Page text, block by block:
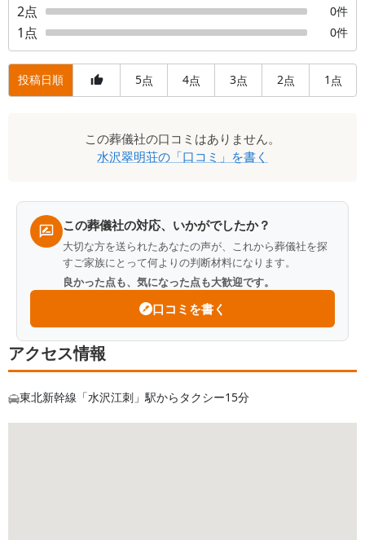
2点 0件
1 点 0件
投稿日順 5点 4点 3点 2点 1 点
この葬儀社の口コミはありません。
水沢翠明荘の「口コミ」を書く
この葬儀社の対応、いかがでしたか？
大切な方を送られたあなたの声が、これから葬儀社を探
すご家族にとって何よりの判断材料になります。
良かった点も、気になった点も大歓迎です。
口コミを書く
アクセス情報
東北新幹線「水沢江刺」駅からタクシー15分